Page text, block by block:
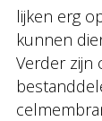
lijken erg
kunnen
Verder zijn